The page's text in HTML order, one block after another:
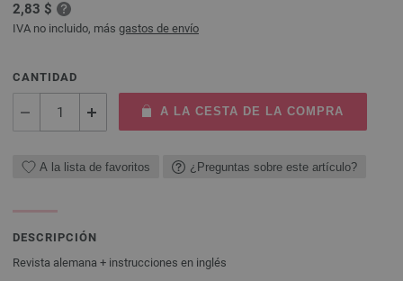
2,83 $
IVA no incluido, más gastos de envío
CANTIDAD
A LA CESTA DE LA COMPRA
A la lista de favoritos ¿Preguntas sobre este artículo?
DESCRIPCIÓN
Revista alemana + instrucciones en inglés